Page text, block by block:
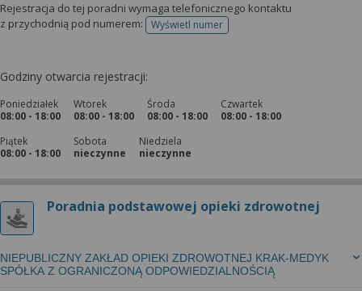
Rejestracja do tej poradni wymaga telefonicznego kontaktu
z przychodnią pod numerem:
Wyświetl numertelefonu do rejestracji
Godziny otwarcia rejestracji:
Poniedziałek
08:00 - 18:00
Wtorek
08:00 - 18:00
Środa
08:00 - 18:00
Czwartek
08:00 - 18:00
Piątek
08:00 - 18:00
Sobota
nieczynne
Niedziela
nieczynne
Poradnia podstawowej opieki zdrowotnej
NIEPUBLICZNY ZAKŁAD OPIEKI ZDROWOTNEJ KRAK-MEDYK
SPÓŁKA Z OGRANICZONĄ ODPOWIEDZIALNOŚCIĄ